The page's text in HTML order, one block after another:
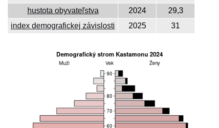
hustota obyvateľstva
2024
29,3
index demografickej závislosti
2025 31